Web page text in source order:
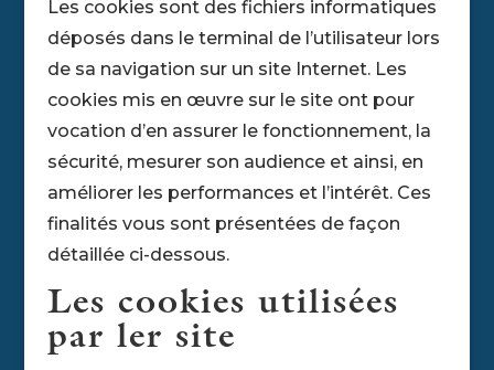
Les cookies sont des fichiers informatiques
déposés dans le terminal de l’utilisateur lors
de sa navigation sur un site Internet. Les
cookies mis en œuvre sur le site ont pour
vocation d’en assurer le fonctionnement, la
sécurité, mesurer son audience et ainsi, en
améliorer les performances et l’intérêt. Ces
finalités vous sont présentées de façon
détaillée ci-dessous.
Les cookies utilisées
par ler site